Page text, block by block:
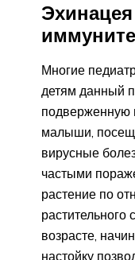
Многие
детям данный
подверженную
малыши,
вирусные
частыми
растение по
растительного
возрасте,
настойку